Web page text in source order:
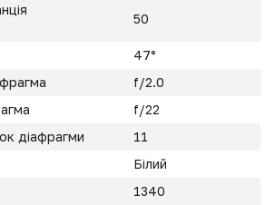
50
47°
f/2.0
f/22
діафрагми
11
Білий
1340